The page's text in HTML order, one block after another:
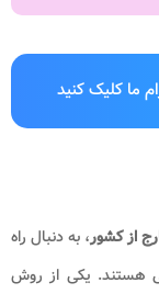
ما کلیک کنید
از کشور، به دنبال راه
هستند. یکی از روش